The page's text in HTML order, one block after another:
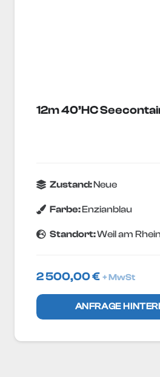
12m 40’HC
Zustand:Neue
Farbe:Enzianblau
Standort:Weil am Rhein
2 500,00€ + MwSt
ANFRAGE